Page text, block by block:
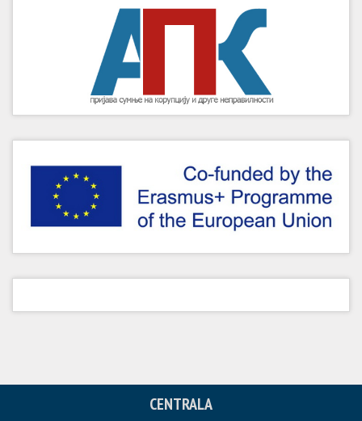
CENTRALA